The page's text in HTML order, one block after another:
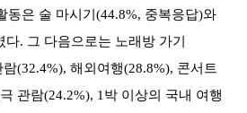
동은 술 마시기(44.8%, 중복응답)와
. 그 다음으로는 노래방 가기
(32.4%), 해외여행(28.8%), 콘서트
관람(24.2%), 1박 이상의 국내 여행